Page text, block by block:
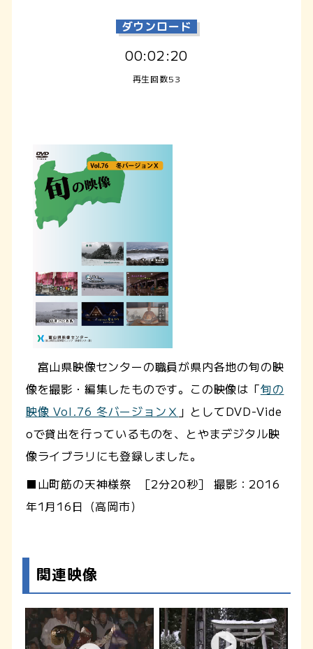
ダウンロード
00:02:20
再生回数53
富山県映像センターの職員が県内各地の旬の映
像を撮影・編集したものです。この映像は「旬の
映像 Vol.76 冬バージョンⅩ 」としてDVD-Vide
oで貸出を行っているものを、とやまデジタル映
像ライブラリにも登録しました。
■山町筋の天神様祭 ［2分20秒］ 撮影：2016
年1月16日（高岡市）
関連映像